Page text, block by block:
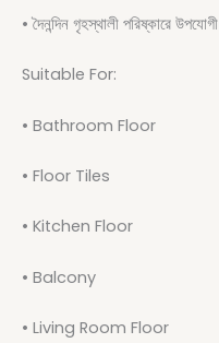
• দৈনন্দিন গৃহস্থালী পরিষ্কারে উপযোগী
Suitable For:
• Bathroom Floor
• Floor Tiles
• Kitchen Floor
• Balcony
• Living Room Floor